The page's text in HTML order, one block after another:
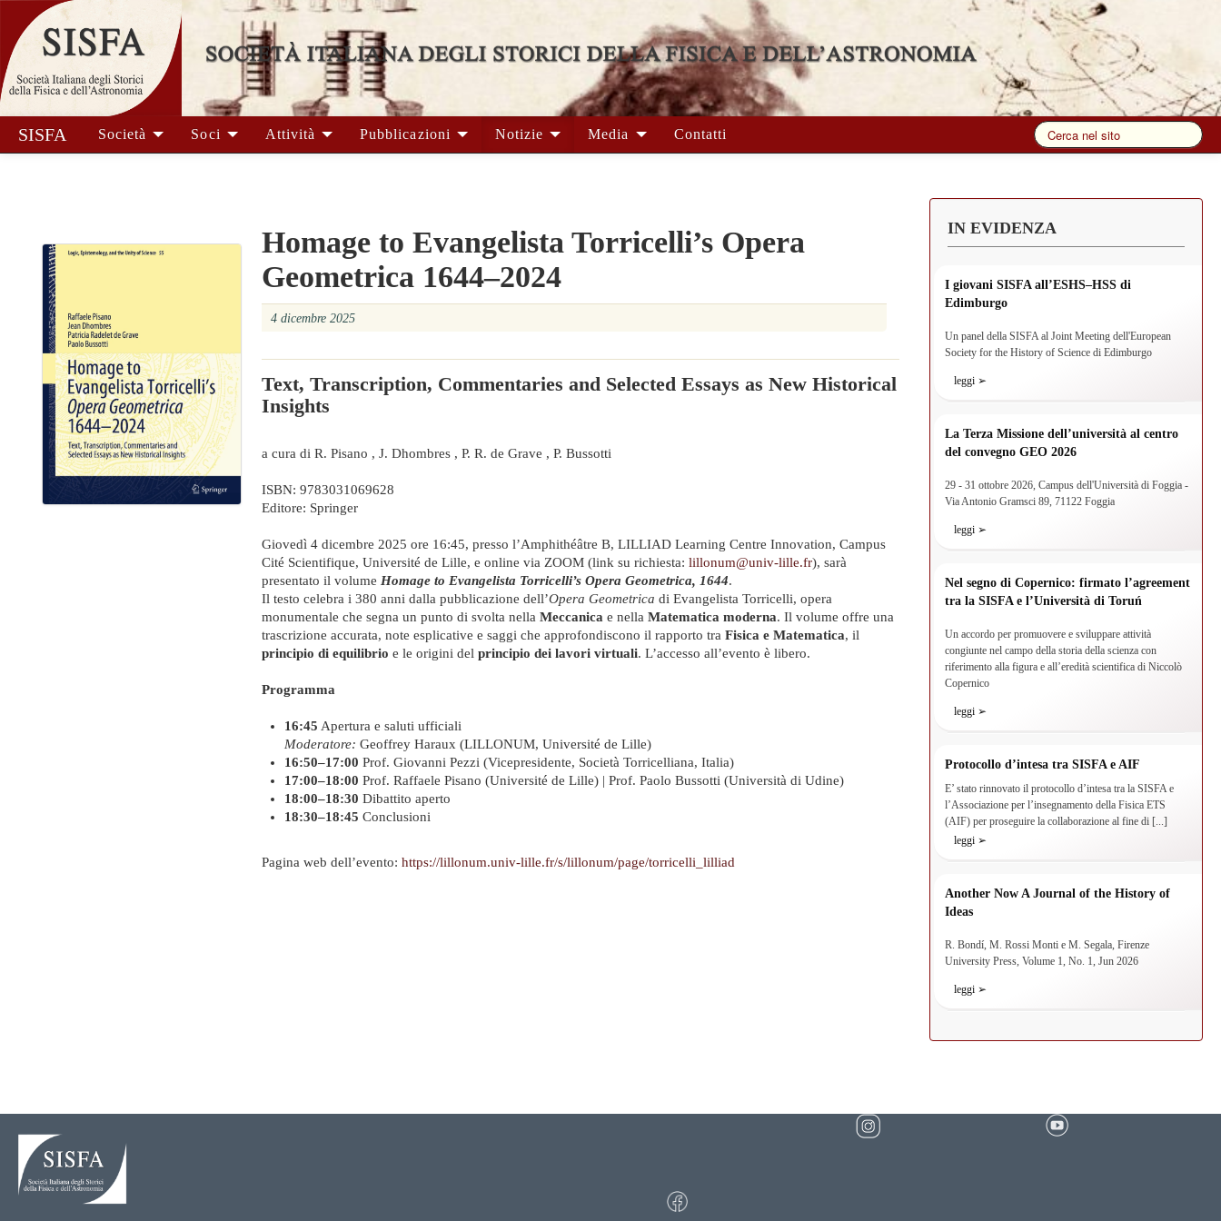
SISFA Società Soci Attività Pubblicazioni Notizie Media Contatti
Homage to Evangelista Torricelli’s Opera
Geometrica 1644–2024
4 dicembre 2025
Text, Transcription, Commentaries and Selected Essays as New Historical
Insights
a cura di R. Pisano , J. Dhombres , P. R. de Grave , P. Bussotti
ISBN: 9783031069628
Editore: Springer
Giovedì 4 dicembre 2025 ore 16:45, presso l’Amphithéâtre B, LILLIAD Learning Centre Innovation, Campus
Cité Scientifique, Université de Lille, e online via ZOOM (link su richiesta: lillonum@univ-lille.fr), sarà
presentato il volume Homage to Evangelista Torricelli’s Opera Geometrica, 1644.
Il testo celebra i 380 anni dalla pubblicazione dell’Opera Geometrica di Evangelista Torricelli, opera
monumentale che segna un punto di svolta nella Meccanica e nella Matematica moderna. Il volume offre una
trascrizione accurata, note esplicative e saggi che approfondiscono il rapporto tra Fisica e Matematica, il
principio di equilibrio e le origini del principio dei lavori virtuali. L’accesso all’evento è libero.
Programma
16:45 Apertura e saluti ufficiali
Moderatore: Geoffrey Haraux (LILLONUM, Université de Lille)
16:50–17:00 Prof. Giovanni Pezzi (Vicepresidente, Società Torricelliana, Italia)
17:00–18:00 Prof. Raffaele Pisano (Université de Lille) | Prof. Paolo Bussotti (Università di Udine)
18:00–18:30 Dibattito aperto
18:30–18:45 Conclusioni
Pagina web dell’evento: https://lillonum.univ-lille.fr/s/lillonum/page/torricelli_lilliad
IN EVIDENZA
I giovani SISFA all’ESHS–HSS di
Edimburgo
Un panel della SISFA al Joint Meeting dell'European
Society for the History of Science di Edimburgo
leggi ➢
La Terza Missione dell’università al centro
del convegno GEO 2026
29 - 31 ottobre 2026, Campus dell'Università di Foggia -
Via Antonio Gramsci 89, 71122 Foggia
leggi ➢
Nel segno di Copernico: firmato l’agreement
tra la SISFA e l’Università di Toruń
Un accordo per promuovere e sviluppare attività
congiunte nel campo della storia della scienza con
riferimento alla figura e all’eredità scientifica di Niccolò
Copernico
leggi ➢
Protocollo d’intesa tra SISFA e AIF
E’ stato rinnovato il protocollo d’intesa tra la SISFA e
l’Associazione per l’insegnamento della Fisica ETS
(AIF) per proseguire la collaborazione al fine di [...]
leggi ➢
Another Now A Journal of the History of
Ideas
R. Bondí, M. Rossi Monti e M. Segala, Firenze
University Press, Volume 1, No. 1, Jun 2026
leggi ➢